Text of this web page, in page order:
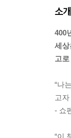
소개
400
세상
고
“나
고
- 쇼
“이